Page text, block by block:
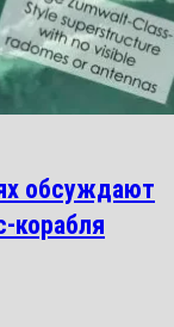
обсуждают
корабля